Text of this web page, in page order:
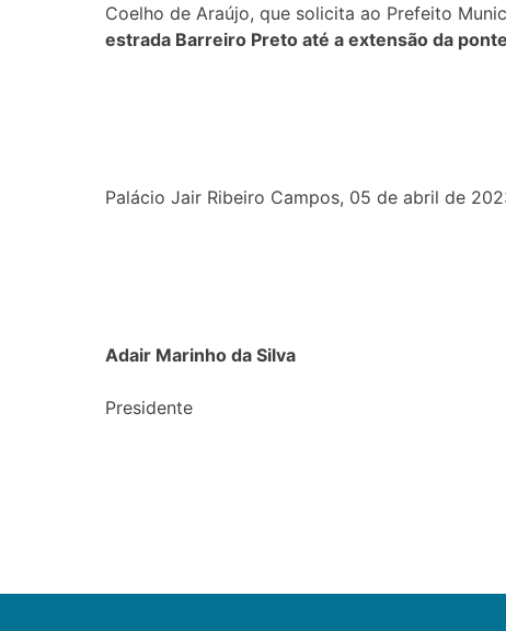
Coelho de Araújo, que solicita ao Prefeito
estrada Barreiro Preto até a extensão da
Palácio Jair Ribeiro Campos, 05 de abril de
Adair Marinho da Silva
Presidente